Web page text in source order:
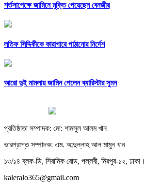
শর্তসাপেক্ষে জামিনে মুক্তি পেয়েছেন বেনজীর
লতিফ সিদ্দিকীকে কারাগারে পাঠানোর নির্দেশ
আরো দুই মামলায় জামিন পেলেন ব্যারিস্টার সুমন
প্রতিষ্ঠাতা সম্পাদক: মো: শামসুল আলম খান
ভারপ্রাপ্ত সম্পাদক: এম. আব্দুল্লাহ আল মামুন খান
১৩/১৪ ব্লক-ডি, সিরামিক রোড, পল্লবী, মিরপুর-১২, ঢাকা।
kaleralo365@gmail.com